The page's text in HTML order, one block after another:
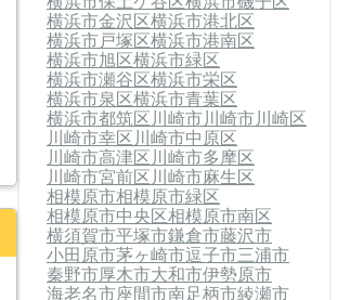
横浜市金沢区横浜市港北区
横浜市戸塚区横浜市港南区
横浜市旭区横浜市緑区
横浜市瀬谷区横浜市栄区
横浜市泉区横浜市青葉区
横浜市都筑区川崎市川崎市川崎区
川崎市幸区川崎市中原区
川崎市高津区川崎市多摩区
川崎市宮前区川崎市麻生区
相模原市相模原市緑区
相模原市中央区相模原市南区
横須賀市平塚市鎌倉市藤沢市
小田原市茅ヶ崎市逗子市三浦市
秦野市厚木市大和市伊勢原市
海老名市座間市南足柄市綾瀬市